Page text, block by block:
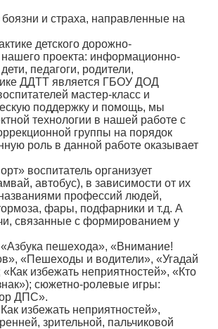
и страха, направленные на
детского дорожно-
проекта: информационно-
дети, педагоги, родители,
ДДТТ является ГБОУ ДОД
мастер-класс и
поддержку и помощь, мы
технологии в нашей работе с
группы на порядок
роль в данной работе оказывает
воспитатель организует
автобус), в зависимости от их
профессий людей,
фары, подфарники и т.д. А
связанные с формированием у
«Азбука пешехода», «Внимание!
«Пешеходы и водители», «Угадай
избежать неприятностей», «Кто
сюжетно-ролевые игры:
ДПС».
избежать неприятностей»,
зрительной, пальчиковой